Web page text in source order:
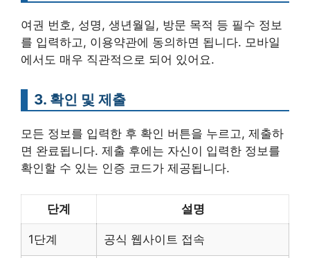
여권 번호, 성명, 생년월일, 방문 목적 등 필수 정보
를 입력하고, 이용약관에 동의하면 됩니다. 모바일
에서도 매우 직관적으로 되어 있어요.
3. 확인 및 제출
모든 정보를 입력한 후 확인 버튼을 누르고, 제출하
면 완료됩니다. 제출 후에는 자신이 입력한 정보를
확인할 수 있는 인증 코드가 제공됩니다.
단계 설명
1단계 공식 웹사이트 접속